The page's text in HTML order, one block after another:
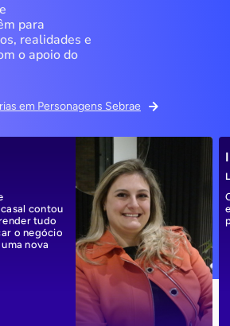
para
realidades e
o apoio do
em Personagens Sebrae
contou
tudo
o negócio
nova